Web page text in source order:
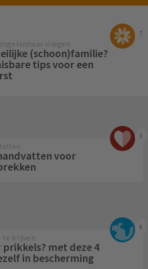
7
vliegen
(schoon)familie?
tips voor een
3
voor
6
te blijven
met deze 4
in bescherming